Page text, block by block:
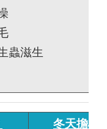
蟲滋生
冬天擔心